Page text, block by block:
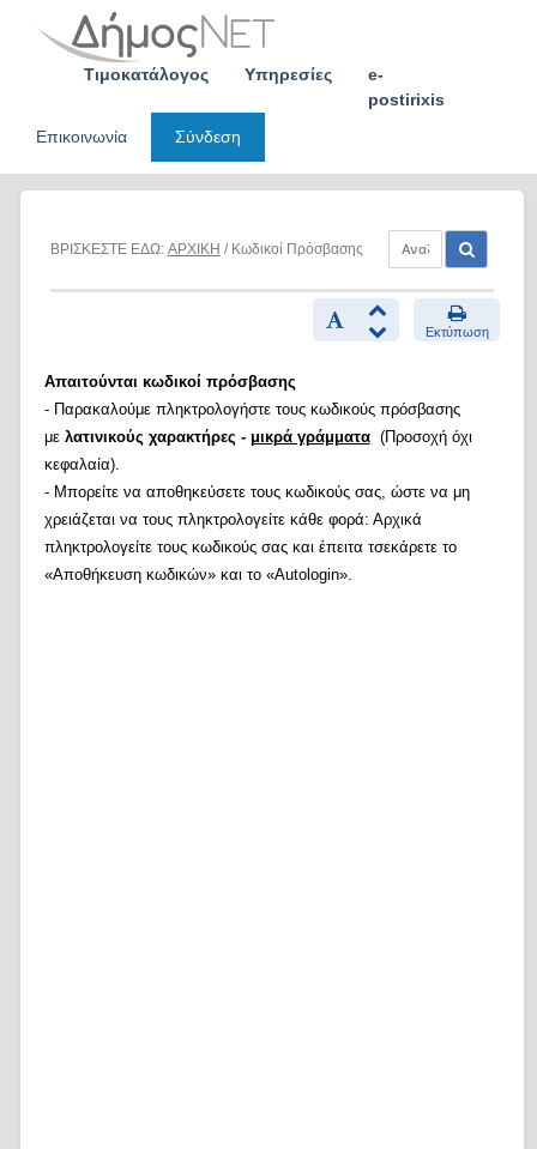
Τιμοκατάλογος Υπηρεσίες
e-
postirixis
Επικοινωνία
Σύνδεση
ΒΡΙΣΚΕΣΤΕ ΕΔΩ: ΑΡΧΙΚΗ / Κωδικοί Πρόσβασης
Εκτύπωση
Απαιτούνται κωδικοί πρόσβασης
- Παρακαλούμε πληκτρολογήστε τους κωδικούς πρόσβασης
με λατινικούς χαρακτήρες - μικρά γράμματα(Προσοχή όχι
κεφαλαία).
- Μπορείτε να αποθηκεύσετε τους κωδικούς σας, ώστε να μη
χρειάζεται να τους πληκτρολογείτε κάθε φορά: Αρχικά
πληκτρολογείτε τους κωδικούς σας και έπειτα τσεκάρετε το
«Αποθήκευση κωδικών» και το «Autologin».